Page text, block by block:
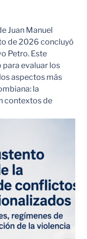
Juan Manuel
de 2026 concluyó
Petro. Este
evaluar los
aspectos más
la
contextos de